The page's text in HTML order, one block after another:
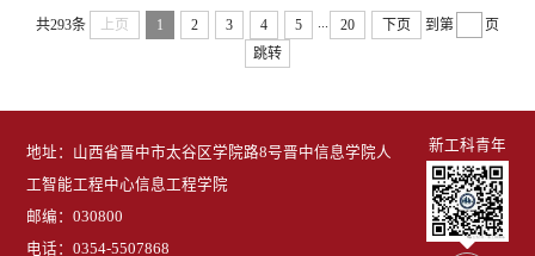
共293条 上页 1 2 3 4 5 ... 20 下页 到第
页
跳转
地址：山西省晋中市太谷区学院路8号晋中信息学院人
工智能工程中心信息工程学院
邮编：030800
电话：0354-5507868
新工科青年